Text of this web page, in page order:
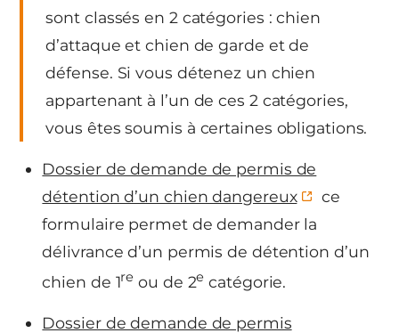
sont classés en 2 catégories : chien
d’attaque et chien de garde et de
défense. Si vous détenez un chien
appartenant à l’un de ces 2 catégories,
vous êtes soumis à certaines obligations.
Dossier de demande de permis de
détention d’un chien dangereux
ce
formulaire permet de demander la
délivrance d’un permis de détention d’un
chien de 1re ou de 2e catégorie.
Dossier de demande de permis